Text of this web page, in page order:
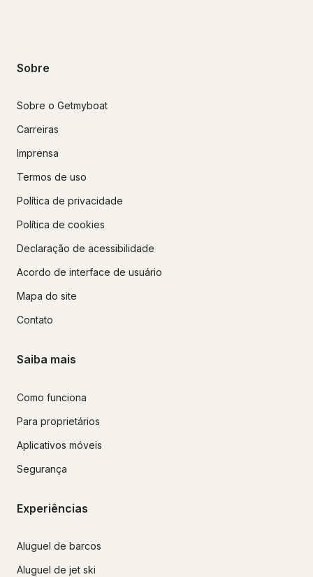
Sobre
Sobre o Getmyboat
Carreiras
Imprensa
Termos de uso
Política de privacidade
Política de cookies
Declaração de acessibilidade
Acordo de interface de usuário
Mapa do site
Contato
Saiba mais
Como funciona
Para proprietários
Aplicativos móveis
Segurança
Experiências
Aluguel de barcos
Aluguel de jet ski